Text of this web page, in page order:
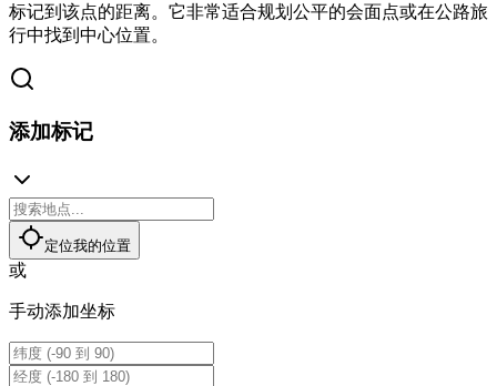
标记到该点的距离。它非常适合规划公平的会面点或在公路旅
行中找到中心位置。
添加标记
定位我的位置
或
手动添加坐标